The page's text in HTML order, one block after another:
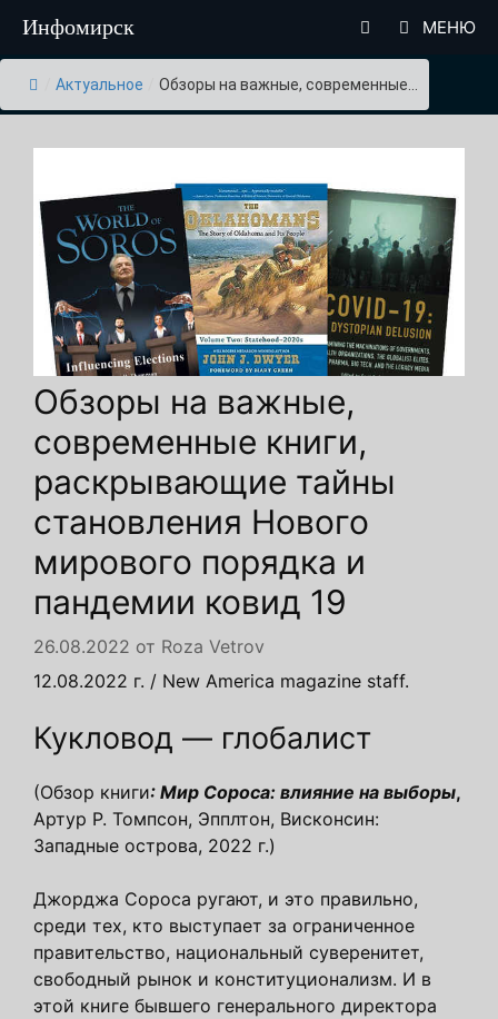
содержимому
Инфомирск МЕНЮ
Актуальное Обзоры на важные, современные...
Обзоры на важные,
современные книги,
раскрывающие тайны
становления Нового
мирового порядка и
пандемии ковид 19
26.08.2022 от Roza Vetrov
12.08.2022 г. / New America magazine staff.
Кукловод — глобалист
(Обзор книги: Мир Сороса: влияние на выборы,
Артур Р. Томпсон, Эпплтон, Висконсин:
Западные острова, 2022 г.)
Джорджа Сороса ругают, и это правильно,
среди тех, кто выступает за ограниченное
правительство, национальный суверенитет,
свободный рынок и конституционализм. И в
этой книге бывшего генерального директора